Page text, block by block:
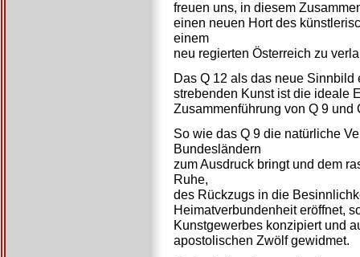
freuen uns, in diesem
einen neuen Hort des
einem
neu regierten Österreich zu
Das Q 12 als das neue
strebenden Kunst ist die ideale
Zusammenführung von Q 9 und
So wie das Q 9 die natürliche
Bundesländern
zum Ausdruck bringt und dem
Ruhe,
des Rückzugs in die
Heimatverbundenheit eröffnet,
Kunstgewerbes konzipiert und
apostolischen Zwölf gewidmet.